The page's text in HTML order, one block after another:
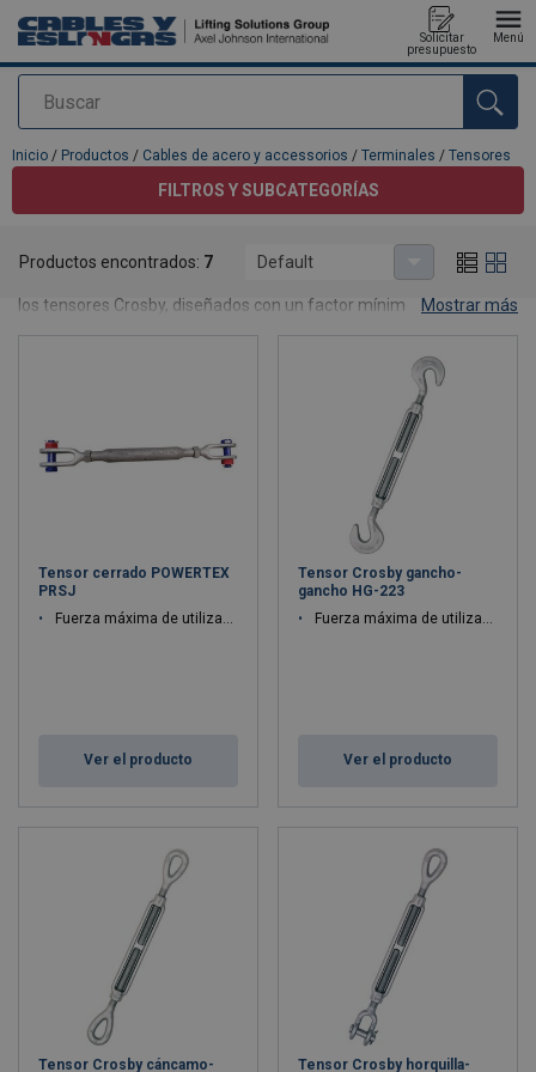
Buscar
Solicitar
presupuesto
Menú
Agregado a su presupuesto
Inicio / Productos / Cables de acero y accessorios / Terminales / Tensores
FILTROS Y SUBCATEGORÍAS
Para la elevación de cargas Cables y Eslingas S.L.U. recomienda
los tensores Crosby, diseñados con un factor mínimo de 5 a 1 y
sometidos a tratamiento térmico. Los cuerpos son normalizados y
los terminales son templados y revenidos. Esta combinación de
tratamiento térmico crea un conjunto con cualidades superiores
de fatiga e impacto y aseguran un buen rendimiento. Los tensores
solo se recomiendan para tracción recta o en línea.
Mostrar más
Productos encontrados: 7 Default
Tensor cerrado POWERTEX
PRSJ
Fuerza máxima de utilización WLL: 0.2 - 11 ton
Ver el producto
Tensor Crosby gancho-
gancho HG-223
Fuerza máxima de utilización WLL: 2.27 - 2.27 ton
Ver el producto
Tensor Crosby cáncamo-
Tensor Crosby horquilla-